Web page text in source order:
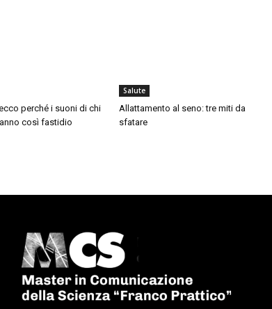
perché i suoni di chi
così fastidio
Salute
Allattamento al seno: tre miti da
sfatare